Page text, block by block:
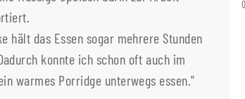
hält das Essen sogar mehrere Stunden
konnte ich schon oft auch im
warmes Porridge unterwegs essen."